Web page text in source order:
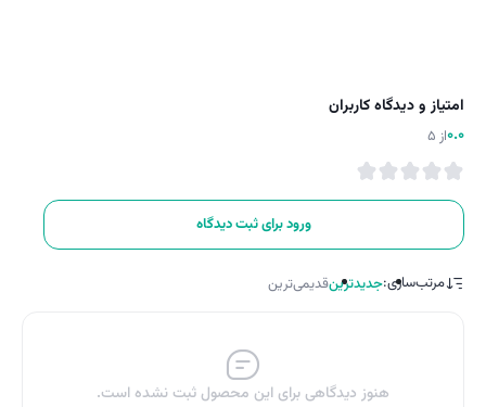
امتیاز و دیدگاه کاربران
0.0از 5
ورود برای ثبت دیدگاه
مرتب‌سازی:جدیدترینقدیمی‌ترین
هنوز دیدگاهی برای این محصول ثبت نشده است.